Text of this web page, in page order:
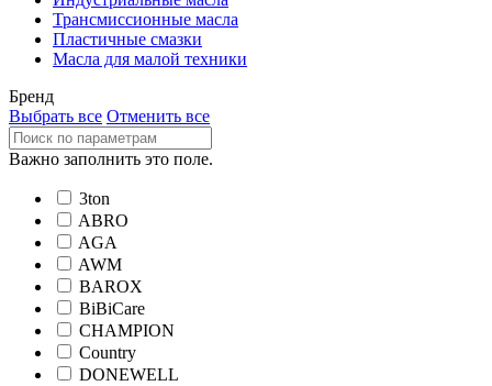
Трансмиссионные масла
Пластичные смазки
Масла для малой техники
Бренд
Выбрать все Отменить все
Важно заполнить это поле.
3ton
ABRO
AGA
AWM
BAROX
BiBiCare
CHAMPION
Country
DONEWELL